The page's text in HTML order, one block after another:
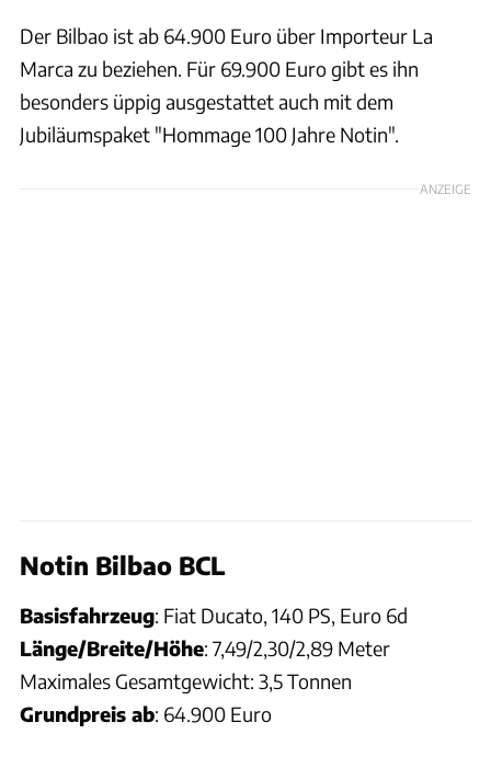
Der Bilbao ist ab 64.900 Euro über Importeur La
Marca zu beziehen. Für 69.900 Euro gibt es ihn
besonders üppig ausgestattet auch mit dem
Jubiläumspaket "Hommage 100 Jahre Notin".
ANZEIGE
Notin Bilbao BCL
Basisfahrzeug: Fiat Ducato, 140 PS, Euro 6d
Länge/Breite/Höhe: 7,49/2,30/2,89 Meter
Maximales Gesamtgewicht: 3,5 Tonnen
Grundpreis ab: 64.900 Euro